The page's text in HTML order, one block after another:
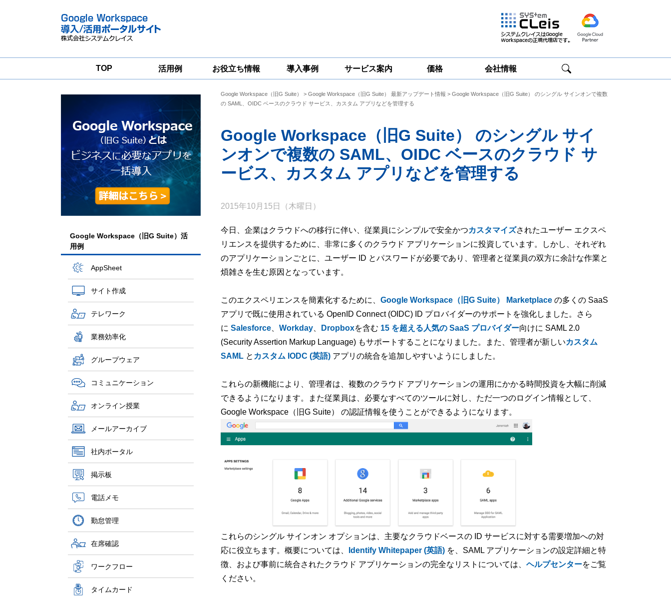
TOP 活用例 お役立ち情報
一問一答 コラム
導入事例 サービス案内
支援サービス
グループウェア
移行支援
Google
Workspace
Google
Workspace開発
Google
Workspace機能
Google
Google
価格 会社情報
Google Workspace（旧G Suite）活
用例
AppSheet
サイト作成
テレワーク
業務効率化
グループウェア
コミュニケーション
オンライン授業
メールアーカイブ
社内ポータル
掲示板
電話メモ
勤怠管理
在席確認
ワークフロー
タイムカード
Google Workspace（旧G Suite） > Google Workspace（旧G Suite） 最新アップデート情報 > Google Workspace（旧G Suite） のシングル サインオンで複数
の SAML、OIDC ベースのクラウド サービス、カスタム アプリなどを管理する
Google Workspace（旧G Suite） のシングル サイ
ンオンで複数の SAML、OIDC ベースのクラウド サ
ービス、カスタム アプリなどを管理する
2015年10月15日（木曜日）
今日、企業はクラウドへの移行に伴い、従業員にシンプルで安全かつカスタマイズされたユーザー エクスペ
リエンスを提供するために、非常に多くのクラウド アプリケーションに投資しています。しかし、それぞれ
のアプリケーションごとに、ユーザー ID とパスワードが必要であり、管理者と従業員の双方に余計な作業と
煩雑さを生む原因となっています。
このエクスペリエンスを簡素化するために、 Google Workspace（旧G Suite） Marketplace の多くの SaaS
アプリで既に使用されている OpenID Connect (OIDC) ID プロバイダーのサポートを強化しました。さら
に Salesforce Workday Dropboxを含む 15 を超える人気の SaaS プロバイダー向けに SAML 2.0
(Security Assertion Markup Language) もサポートすることになりました。また、管理者が新しいカスタム
SAML と カスタム IODC (英語) アプリの統合を追加しやすいようにしました。
これらの新機能により、管理者は、複数のクラウド アプリケーションの運用にかかる時間投資を大幅に削減
できるようになります。また従業員は、必要なすべてのツールに対し、ただ一つのログイン情報として、
Google Workspace（旧G Suite） の認証情報を使うことができるようになります。
これらのシングル サインオン オプションは、主要なクラウドベースの ID サービスに対する需要増加への対
応に役立ちます。概要については、
Identify Whitepaper (英語) を、SAML アプリケーションの設定詳細と特
徴、および事前に統合されたクラウド アプリケーションの完全なリストについては、 ヘルプセンターをご覧
ください。